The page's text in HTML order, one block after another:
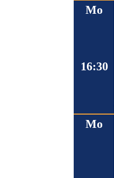
Mo
16:30
Mo